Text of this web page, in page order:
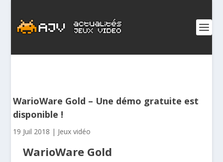
WarioWare Gold – Une démo gratuite est
disponible !
19 Juil 2018 | Jeux vidéo
WarioWare Gold